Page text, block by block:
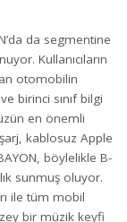
da segmentine
Kullanıcıların
otomobilin
birinci sınıf bilgi
en önemli
kablosuz Apple
böylelikle B-
sunmuş oluyor.
ile tüm mobil
bir müzik keyfi